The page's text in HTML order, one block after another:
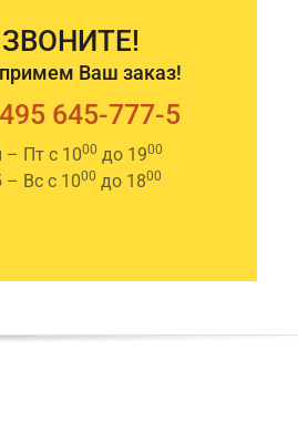
ЗВОНИТЕ!
Ваш заказ!
645-777-5
– Пт с 1000 до 1900
– Вс с 1000 до 1800